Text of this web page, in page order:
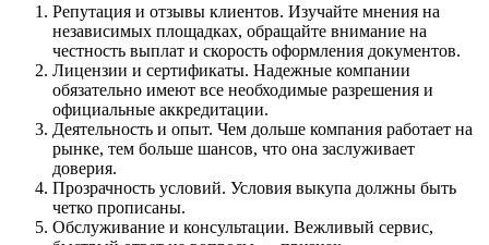
Репутация и отзывы клиентов. Изучайте мнения на
независимых площадках, обращайте внимание на
честность выплат и скорость оформления документов.
Лицензии и сертификаты. Надежные компании
обязательно имеют все необходимые разрешения и
официальные аккредитации.
Деятельность и опыт. Чем дольше компания работает на
рынке, тем больше шансов, что она заслуживает
доверия.
Прозрачность условий. Условия выкупа должны быть
четко прописаны.
Обслуживание и консультации. Вежливый сервис,